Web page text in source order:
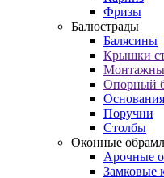
Фризы
Балюстрады
Балясины
Крышки
Опорный
Основания
Поручни
Столбы
Оконные
Арочные
Замковые